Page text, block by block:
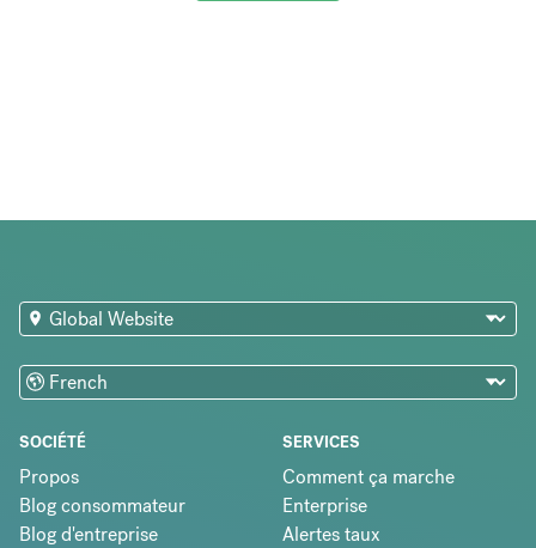
SOCIÉTÉ
Propos
Blog consommateur
Blog d'entreprise
SERVICES
Comment ça marche
Enterprise
Alertes taux